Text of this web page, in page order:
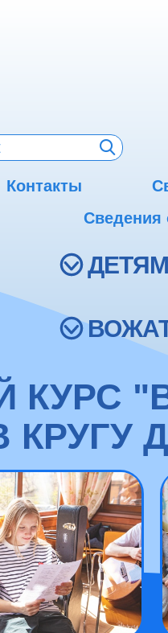
Контакты
Сведения
ДЕТЯМ
КРУГУ